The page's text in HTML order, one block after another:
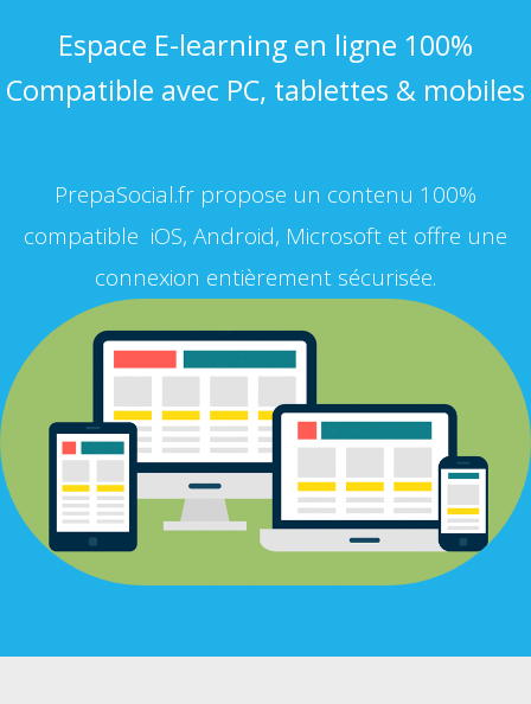
Espace E-learning en ligne 100%
Compatible avec PC, tablettes & mobiles
PrepaSocial.fr propose un contenu 100%
compatible iOS, Android, Microsoft et offre une
connexion entièrement sécurisée.